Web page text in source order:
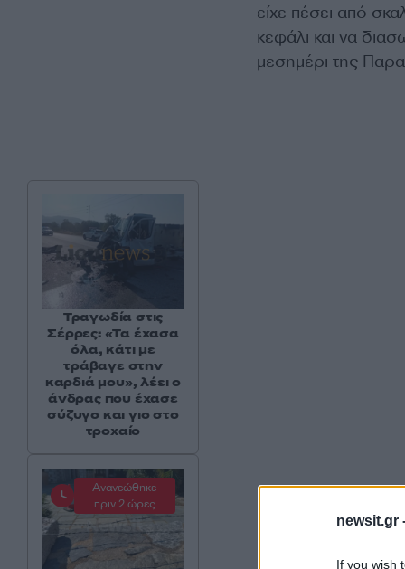
newsit.gr
If you wish
είχε πέσει από
κεφάλι και να
μεσημέρι της
Τραγωδία στις
Σέρρες: «Τα έχασα
όλα, κάτι με
τράβαγε στην
καρδιά μου», λέει ο
άνδρας που έχασε
σύζυγο και γιο στο
τροχαίο
Ανανεώθηκε
πριν 2 ώρες